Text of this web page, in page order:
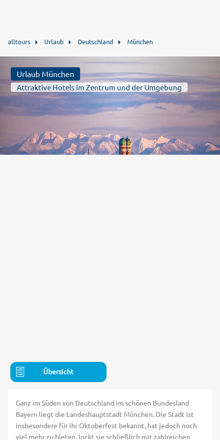
alltours Urlaub Deutschland München
Urlaub München
Attraktive Hotels im Zentrum und der Umgebung
Übersicht
Ganz im Süden von Deutschland im schönen Bundesland
Bayern liegt die Landeshauptstadt München. Die Stadt ist
insbesondere für ihr Oktoberfest bekannt, hat jedoch noch
viel mehr zu bieten, lockt sie schließlich mit zahlreichen